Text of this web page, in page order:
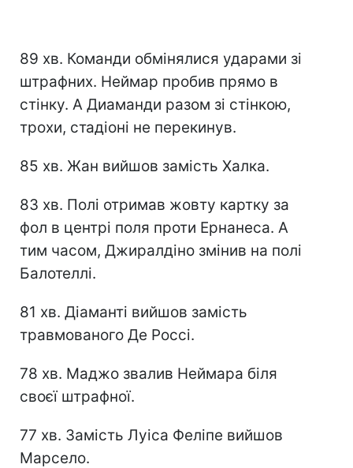
89 хв. Команди обмінялися ударами зі
штрафних. Неймар пробив прямо в
стінку. А Диаманди разом зі стінкою,
трохи, стадіоні не перекинув.
85 хв. Жан вийшов замість Халка.
83 хв. Полі отримав жовту картку за
фол в центрі поля проти Ернанеса. А
тим часом, Джиралдіно змінив на полі
Балотеллі.
81 хв. Діаманті вийшов замість
травмованого Де Россі.
78 хв. Маджо звалив Неймара біля
своєї штрафної.
77 хв. Замість Луіса Феліпе вийшов
Марсело.